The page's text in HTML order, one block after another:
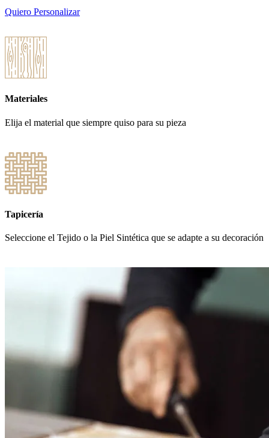
Quiero Personalizar
Materiales
Elija el material que siempre quiso para su pieza
Tapicería
Seleccione el Tejido o la Piel Sintética que se adapte a su decoración